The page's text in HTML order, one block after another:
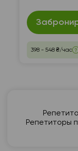
398 - 548 ₴/час
Репетиторы